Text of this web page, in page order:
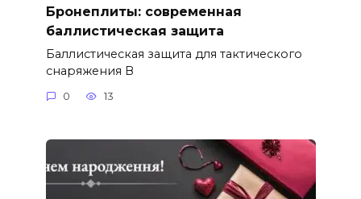
Бронеплиты: современная
баллистическая защита
Баллистическая защита для тактического
снаряжения В
0 13